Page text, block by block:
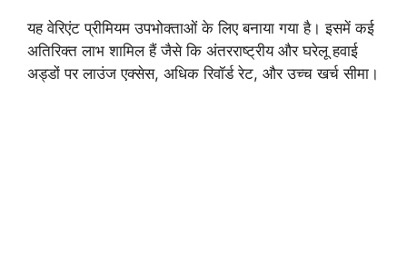
यह वेरिएंट प्रीमियम उपभोक्ताओं के लिए बनाया गया है। इसमें कई
अतिरिक्त लाभ शामिल हैं जैसे कि अंतरराष्ट्रीय और घरेलू हवाई
अड्डों पर लाउंज एक्सेस, अधिक रिवॉर्ड रेट, और उच्च खर्च सीमा।